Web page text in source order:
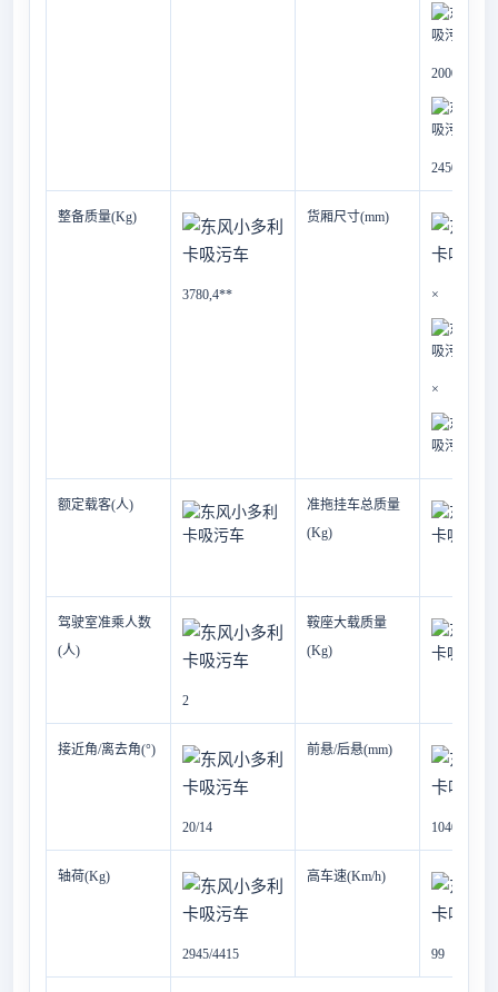
2000×
2450
整备质量(Kg)
3780,4**
货厢尺寸(mm)
×
×
额定载客(人)
准拖挂车总质量
(Kg)
驾驶室准乘人数
(人)
2
鞍座大载质量
(Kg)
接近角/离去角(°)
20/14
前悬/后悬(mm)
1040/1647
轴荷(Kg)
2945/4415
高车速(Km/h)
99